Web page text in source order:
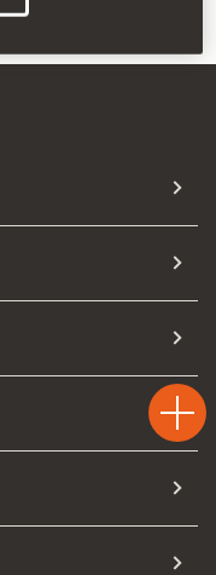
Drive
Chiama